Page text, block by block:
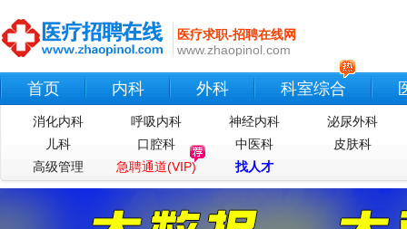
医疗求职-招聘在线网
www.zhaopinol.com
首页 内科 外科 科室综合
消化内科 呼吸内科 神经内科
泌尿外科
儿科
口腔科 中医科
皮肤科
高级管理
急聘通道(VIP) 找人才